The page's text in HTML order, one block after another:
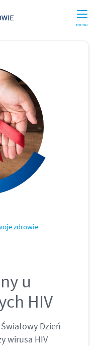
menu
zdrowie
u
HIV
Dzień
wirusa HIV